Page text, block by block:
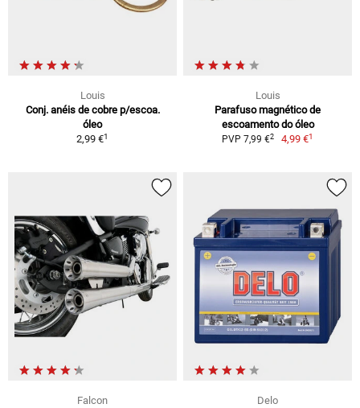
Louis
Conj. anéis de cobre p/escoa.
óleo
2,99 €1
Louis
Parafuso magnético de
escoamento do óleo
PVP 7,99 €2 4,99 €1
Falcon
Delo